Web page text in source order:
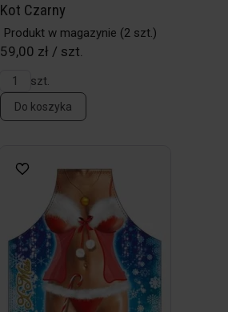
Kot Czarny
Produkt w magazynie (2 szt.)
59,00 zł / szt.
szt.
Do koszyka